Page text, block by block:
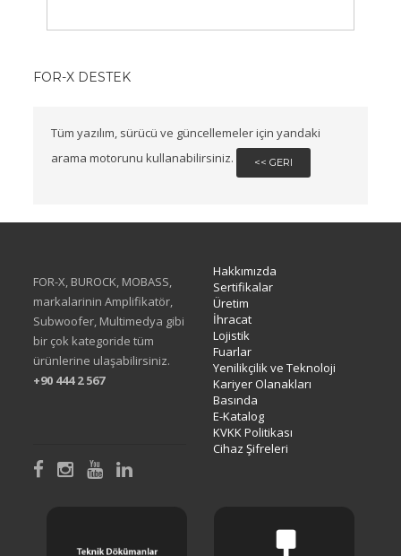
FOR-X DESTEK
Tüm yazılım, sürücü ve güncellemeler için yandaki
arama motorunu kullanabilirsiniz.
<< GERI
FOR-X, BUROCK, MOBASS,
markalarinin Amplifikatör,
Subwoofer, Multimedya gibi
bir çok kategoride tüm
ürünlerine ulaşabilirsiniz.
+90 444 2 567
Hakkımızda
Sertifikalar
Üretim
İhracat
Lojistik
Fuarlar
Yenilikçilik ve Teknoloji
Kariyer Olanakları
Basında
E-Katalog
KVKK Politikası
Cihaz Şifreleri